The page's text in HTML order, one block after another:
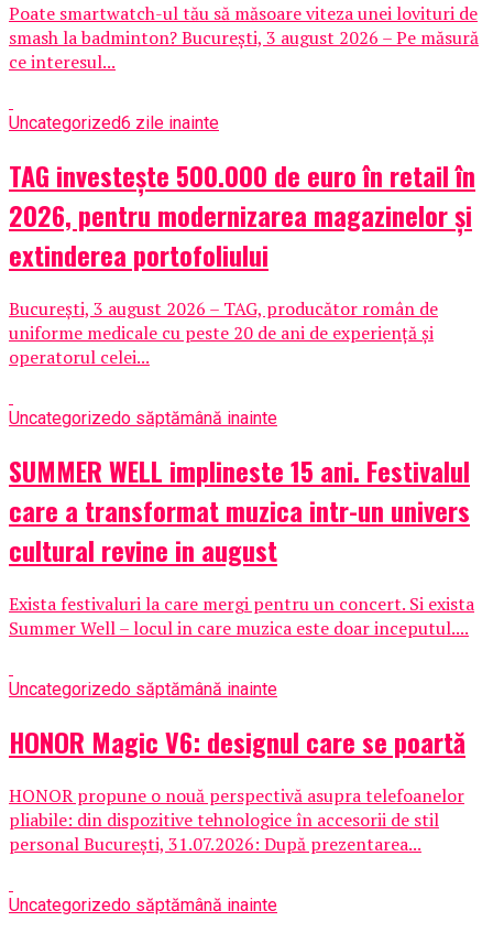
Poate smartwatch-ul tău să măsoare viteza unei lovituri de
smash la badminton? București, 3 august 2026 – Pe măsură
ce interesul...
Uncategorized6 zile inainte
TAG investește 500.000 de euro în retail în
2026, pentru modernizarea magazinelor și
extinderea portofoliului
București, 3 august 2026 – TAG, producător român de
uniforme medicale cu peste 20 de ani de experiență și
operatorul celei...
Uncategorizedo săptămână inainte
SUMMER WELL implineste 15 ani. Festivalul
care a transformat muzica intr-un univers
cultural revine in august
Exista festivaluri la care mergi pentru un concert. Si exista
Summer Well – locul in care muzica este doar inceputul....
Uncategorizedo săptămână inainte
HONOR Magic V6: designul care se poartă
HONOR propune o nouă perspectivă asupra telefoanelor
pliabile: din dispozitive tehnologice în accesorii de stil
personal București, 31.07.2026: După prezentarea...
Uncategorizedo săptămână inainte